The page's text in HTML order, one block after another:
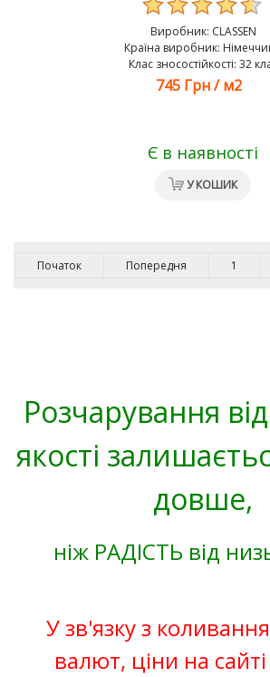
Виробник: CLASSEN
Країна виробник:
Клас зносостійкості: 32
745 Грн /м2
Є в наявності
У КОШИК
Початок Попередня 1
Розчарування
якості
довше,
ніж РАДІСТЬ від
У зв'язку з
валют, ціни на